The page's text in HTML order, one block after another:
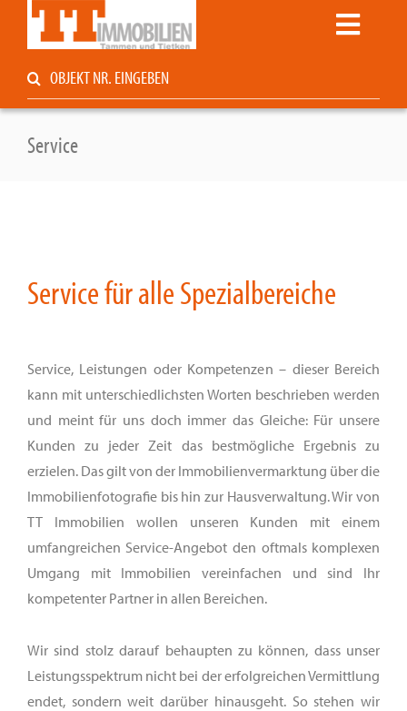
Toggle
Startseite
Kaufen / Mieten
Unternehmen
Suche
nach:
Service
Service für alle Spezialbereiche
Service, Leistungen oder Kompetenzen – dieser Bereich
kann mit unterschiedlichsten Worten beschrieben werden
und meint für uns doch immer das Gleiche: Für unsere
Kunden zu jeder Zeit das bestmögliche Ergebnis zu
erzielen. Das gilt von der Immobilienvermarktung über die
Immobilienfotografie bis hin zur Hausverwaltung. Wir von
TT Immobilien wollen unseren Kunden mit einem
umfangreichen Service-Angebot den oftmals komplexen
Umgang mit Immobilien vereinfachen und sind Ihr
kompetenter Partner in allen Bereichen.
Wir sind stolz darauf behaupten zu können, dass unser
Leistungsspektrum nicht bei der erfolgreichen Vermittlung
endet, sondern weit darüber hinausgeht. So stehen wir